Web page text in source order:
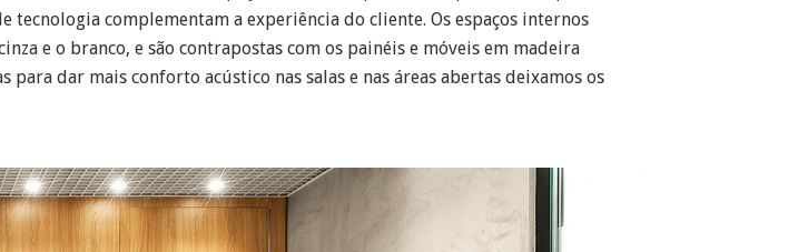
tecnologia complementam a experiência do cliente. Os espaços internos
e o branco, e são contrapostas com os painéis e móveis em madeira
dar mais conforto acústico nas salas e nas áreas abertas deixamos os